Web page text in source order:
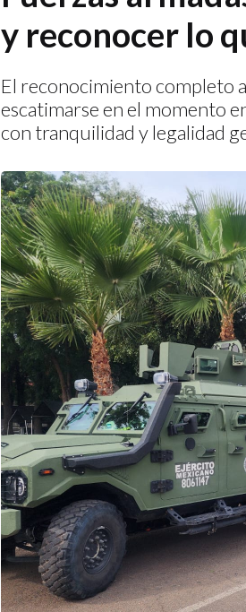
y reconocer lo
El reconocimiento completo
escatimarse en el momento
con tranquilidad y legalidad